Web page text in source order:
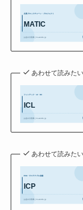
あわせて読みたい
あわせて読みたい